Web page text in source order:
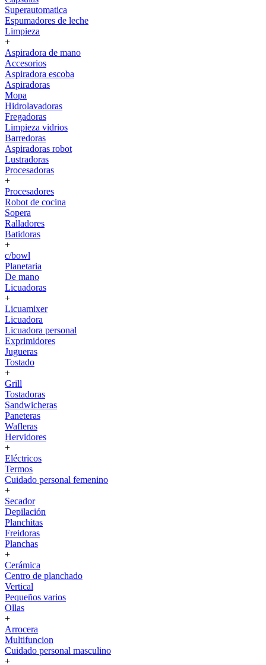
Superautomatica
Espumadores de leche
Limpieza
+
Aspiradora de mano
Accesorios
Aspiradora escoba
Aspiradoras
Mopa
Hidrolavadoras
Fregadoras
Limpieza vidrios
Barredoras
Aspiradoras robot
Lustradoras
Procesadoras
+
Procesadores
Robot de cocina
Sopera
Ralladores
Batidoras
+
c/bowl
Planetaria
De mano
Licuadoras
+
Licuamixer
Licuadora
Licuadora personal
Exprimidores
Jugueras
Tostado
+
Grill
Tostadoras
Sandwicheras
Paneteras
Wafleras
Hervidores
+
Eléctricos
Termos
Cuidado personal femenino
+
Secador
Depilación
Planchitas
Freidoras
Planchas
+
Cerámica
Centro de planchado
Vertical
Pequeños varios
Ollas
+
Arrocera
Multifuncion
Cuidado personal masculino
+